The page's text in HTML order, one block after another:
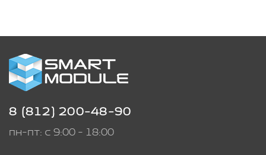
8 (812) 200-48-90
пн-пт: с 9:00 - 18:00